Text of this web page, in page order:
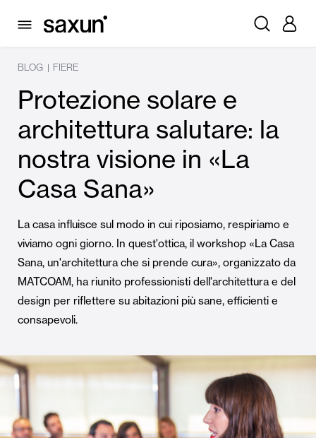
BLOG | FIERE
Protezione solare e
architettura salutare: la
nostra visione in «La
Casa Sana»
La casa influisce sul modo in cui riposiamo, respiriamo e
viviamo ogni giorno. In quest'ottica, il workshop «La Casa
Sana, un'architettura che si prende cura», organizzato da
MATCOAM, ha riunito professionisti dell'architettura e del
design per riflettere su abitazioni più sane, efficienti e
consapevoli.